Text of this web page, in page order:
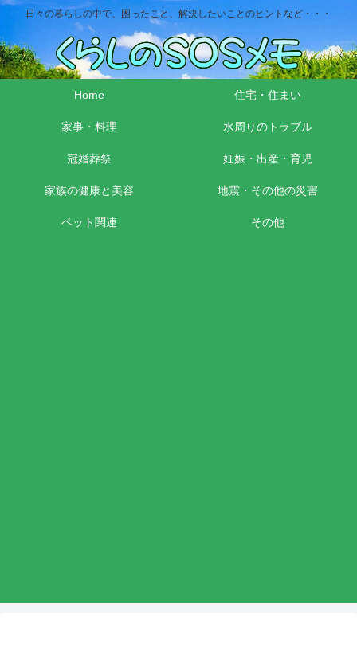
日々の暮らしの中で、困ったこと、解決したいことのヒントなど・・・
Home 住宅・住まい
家事・料理 水周りのトラブル
冠婚葬祭 妊娠・出産・育児
家族の健康と美容 地震・その他の災害
ペット関連 その他